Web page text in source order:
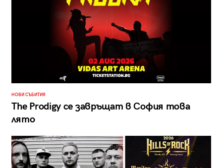
НОВИ СЪБИТИЯ
The Prodigy се завръщат в София това
лято